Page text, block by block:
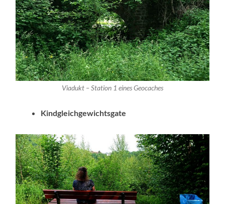
Viadukt – Station 1 eines Geocaches
Kindgleichgewichtsgate